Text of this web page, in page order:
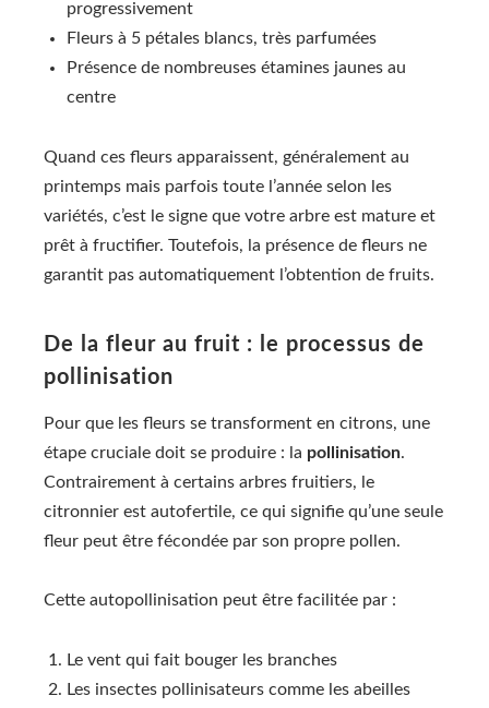
progressivement
Fleurs à 5 pétales blancs, très parfumées
Présence de nombreuses étamines jaunes au
centre
Quand ces fleurs apparaissent, généralement au
printemps mais parfois toute l’année selon les
variétés, c’est le signe que votre arbre est mature et
prêt à fructifier. Toutefois, la présence de fleurs ne
garantit pas automatiquement l’obtention de fruits.
De la fleur au fruit : le processus de
pollinisation
Pour que les fleurs se transforment en citrons, une
étape cruciale doit se produire : la pollinisation.
Contrairement à certains arbres fruitiers, le
citronnier est autofertile, ce qui signifie qu’une seule
fleur peut être fécondée par son propre pollen.
Cette autopollinisation peut être facilitée par :
Le vent qui fait bouger les branches
Les insectes pollinisateurs comme les abeilles